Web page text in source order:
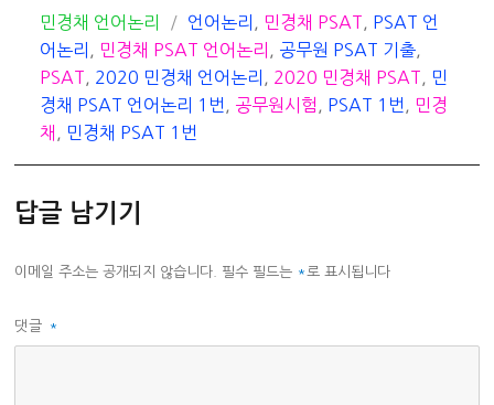
카
테
고
리
민경채 언어논리
태
그
언어논리 민경채 PSAT
PSAT 언
어논리
민경채 PSAT 언어논리 공무원 PSAT 기출
PSAT
2020 민경채 언어논리 2020 민경채 PSAT
민
경채 PSAT 언어논리 1번
공무원시험 PSAT 1번
민경
채
민경채 PSAT 1번
답글 남기기
이메일 주소는 공개되지 않습니다. 필수 필드는 * 로 표시됩니다
댓글 *